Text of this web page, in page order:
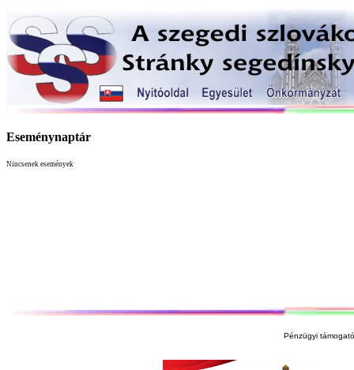
Eseménynaptár
Nincsenek események
Pénzügyi